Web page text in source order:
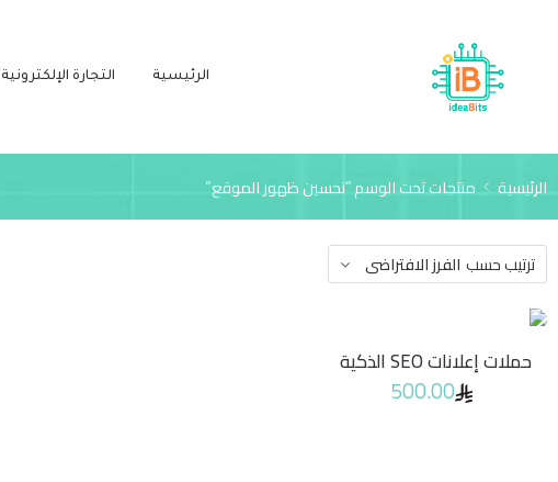
الرئيسية التجارة الإلكترونية
الرئيسية منتجات تحت الوسم “تحسين ظهور الموقع”
ترتيب حسب الفرز الافتراضى
حملات إعلانات SEO الذكية
500.00